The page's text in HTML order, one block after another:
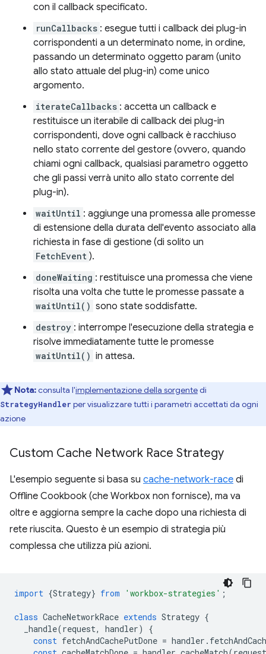
con il callback specificato.
runCallbacks : esegue tutti i callback dei plug-in
corrispondenti a un determinato nome, in ordine,
passando un determinato oggetto param (unito
allo stato attuale del plug-in) come unico
argomento.
iterateCallbacks : accetta un callback e
restituisce un iterabile di callback dei plug-in
corrispondenti, dove ogni callback è racchiuso
nello stato corrente del gestore (ovvero, quando
chiami ogni callback, qualsiasi parametro oggetto
che gli passi verrà unito allo stato corrente del
plug-in).
waitUntil : aggiunge una promessa alle promesse
di estensione della durata dell'evento associato alla
richiesta in fase di gestione (di solito un
FetchEvent ).
doneWaiting : restituisce una promessa che viene
risolta una volta che tutte le promesse passate a
waitUntil() sono state soddisfatte.
destroy : interrompe l'esecuzione della strategia e
risolve immediatamente tutte le promesse
waitUntil() in attesa.
Nota:consulta l'implementazione della sorgentedi
StrategyHandler per visualizzare tutti i parametri accettati da ogni
azione
Custom Cache Network Race Strategy
L'esempio seguente si basa su cache-network-race di
Offline Cookbook (che Workbox non fornisce), ma va
oltre e aggiorna sempre la cache dopo una richiesta di
rete riuscita. Questo è un esempio di strategia più
complessa che utilizza più azioni.
import {Strategy} from 'workbox-strategies' ;
class CacheNetworkRace extends Strategy {
_handle(request, handler)
{
const fetchAndCachePutDone = handler .